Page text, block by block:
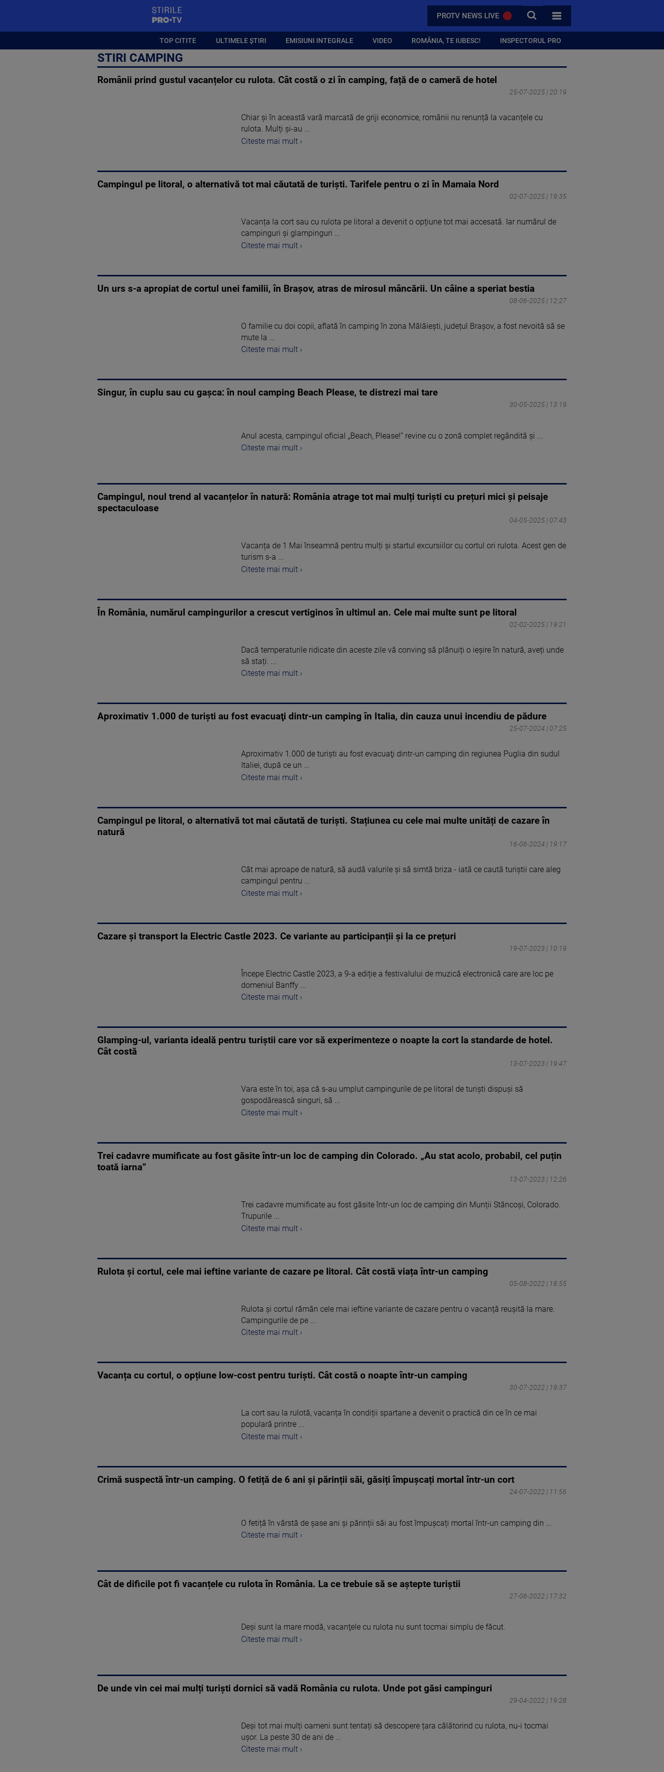
PROTV NEWS LIVE CAUTA
TOATE CATEGORIILE
TOP CITITE ULTIMELE ȘTIRI EMISIUNI INTEGRALE VIDEO ROMÂNIA, TE IUBESC! INSPECTORUL PRO
STIRI CAMPING
Românii prind gustul vacanțelor cu rulota. Cât costă o zi în camping, față de o cameră de hotel
25-07-2025 | 20:19
Chiar și în această vară marcată de griji economice, românii nu renunță la vacanțele cu
rulota. Mulți și-au ...
Citeste mai mult ›
Campingul pe litoral, o alternativă tot mai căutată de turiști. Tarifele pentru o zi în Mamaia Nord
02-07-2025 | 19:35
Vacanța la cort sau cu rulota pe litoral a devenit o opțiune tot mai accesată. Iar numărul de
campinguri și glampinguri ...
Citeste mai mult ›
Un urs s-a apropiat de cortul unei familii, în Brașov, atras de mirosul mâncării. Un câine a speriat bestia
08-06-2025 | 12:27
O familie cu doi copii, aflată în camping în zona Mălăieşti, județul Brașov, a fost nevoită să se
mute la ...
Citeste mai mult ›
Singur, în cuplu sau cu gașca: în noul camping Beach Please, te distrezi mai tare
30-05-2025 | 13:19
Anul acesta, campingul oficial „Beach, Please!” revine cu o zonă complet regândită și ...
Citeste mai mult ›
Campingul, noul trend al vacanțelor în natură: România atrage tot mai mulți turiști cu prețuri mici și peisaje
spectaculoase
04-05-2025 | 07:43
Vacanța de 1 Mai înseamnă pentru mulți și startul excursiilor cu cortul ori rulota. Acest gen de
turism s-a ...
Citeste mai mult ›
În România, numărul campingurilor a crescut vertiginos în ultimul an. Cele mai multe sunt pe litoral
02-02-2025 | 19:21
Dacă temperaturile ridicate din aceste zile vă conving să plănuiți o ieșire în natură, aveți unde
să stați. ...
Citeste mai mult ›
Aproximativ 1.000 de turişti au fost evacuaţi dintr-un camping în Italia, din cauza unui incendiu de pădure
25-07-2024 | 07:25
Aproximativ 1.000 de turişti au fost evacuaţi dintr-un camping din regiunea Puglia din sudul
Italiei, după ce un ...
Citeste mai mult ›
Campingul pe litoral, o alternativă tot mai căutată de turiști. Stațiunea cu cele mai multe unități de cazare în
natură
16-06-2024 | 19:17
Cât mai aproape de natură, să audă valurile și să simtă briza - iată ce caută turiștii care aleg
campingul pentru ...
Citeste mai mult ›
Cazare și transport la Electric Castle 2023. Ce variante au participanții și la ce prețuri
19-07-2023 | 10:19
Începe Electric Castle 2023, a 9-a ediție a festivalului de muzică electronică care are loc pe
domeniul Banffy ...
Citeste mai mult ›
Glamping-ul, varianta ideală pentru turiștii care vor să experimenteze o noapte la cort la standarde de hotel.
Cât costă
13-07-2023 | 19:47
Vara este în toi, așa că s-au umplut campingurile de pe litoral de turiști dispuși să
gospodărească singuri, să ...
Citeste mai mult ›
Trei cadavre mumificate au fost găsite într-un loc de camping din Colorado. „Au stat acolo, probabil, cel puțin
toată iarna”
13-07-2023 | 12:26
Trei cadavre mumificate au fost găsite într-un loc de camping din Munții Stâncoși, Colorado.
Trupurile ...
Citeste mai mult ›
Rulota și cortul, cele mai ieftine variante de cazare pe litoral. Cât costă viața într-un camping
05-08-2022 | 18:55
Rulota și cortul rămân cele mai ieftine variante de cazare pentru o vacanță reușită la mare.
Campingurile de pe ...
Citeste mai mult ›
Vacanța cu cortul, o opțiune low-cost pentru turiști. Cât costă o noapte într-un camping
30-07-2022 | 19:37
La cort sau la rulotă, vacanța în condiții spartane a devenit o practică din ce în ce mai
populară printre ...
Citeste mai mult ›
Crimă suspectă într-un camping. O fetiță de 6 ani și părinții săi, găsiți împușcați mortal într-un cort
24-07-2022 | 11:56
O fetiță în vârstă de șase ani și părinții săi au fost împușcați mortal într-un camping din ...
Citeste mai mult ›
Cât de dificile pot fi vacanțele cu rulota în România. La ce trebuie să se aștepte turiștii
27-06-2022 | 17:32
Deşi sunt la mare modă, vacanţele cu rulota nu sunt tocmai simplu de făcut.
Citeste mai mult ›
De unde vin cei mai mulți turiști dornici să vadă România cu rulota. Unde pot găsi campinguri
29-04-2022 | 19:28
Deși tot mai mulți oameni sunt tentați să descopere țara călătorind cu rulota, nu-i tocmai
ușor. La peste 30 de ani de ...
Citeste mai mult ›